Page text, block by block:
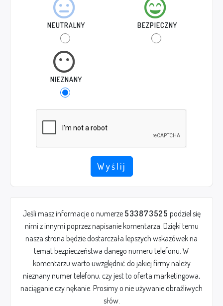
NEUTRALNY BEZPIECZNY
NIEZNANY
Wyślij
Jeśli masz informacje o numerze 533873525 podziel się
nimi z innymi poprzez napisanie komentarza. Dzięki temu
nasza strona będzie dostarczała lepszych wskazówek na
temat bezpieczeństwa danego numeru telefonu. W
komentarzu warto uwzględnić do jakiej firmy należy
nieznany numer telefonu, czy jest to oferta marketingowa,
naciąganie czy nękanie. Prosimy o nie używanie obraźliwych
słów.